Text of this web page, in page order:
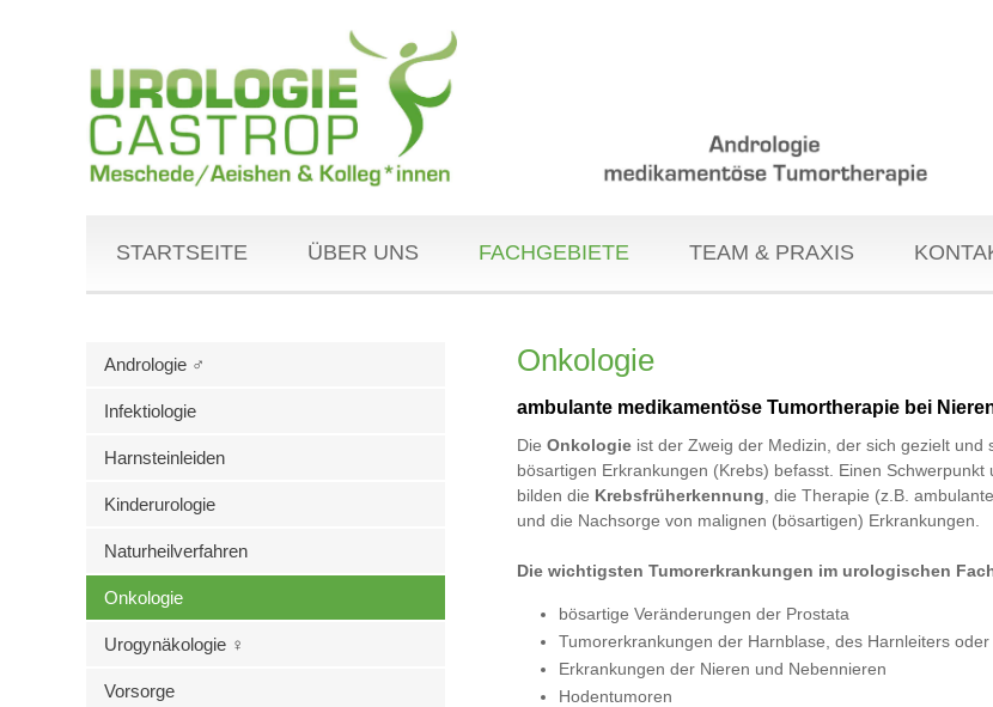
STARTSEITE ÜBER UNS FACHGEBIETE TEAM & PRAXIS
Andrologie ♂
Infektiologie
Harnsteinleiden
Kinderurologie
Naturheilverfahren
Onkologie
Urogynäkologie ♀
Vorsorge
Onkologie
ambulante medikamentöse Tumortherapie bei
Die Onkologie ist der Zweig der Medizin, der sich gezielt und
bösartigen Erkrankungen (Krebs) befasst. Einen Schwerpunkt
bilden die Krebsfrüherkennung , die Therapie (z.B.
und die Nachsorge von malignen (bösartigen) Erkrankungen.
Die wichtigsten Tumorerkrankungen im urologischen
bösartige Veränderungen der Prostata
Tumorerkrankungen der Harnblase, des Harnleiters
Erkrankungen der Nieren und Nebennieren
Hodentumoren